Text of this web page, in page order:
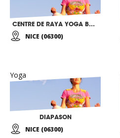
CENTRE DE RAYA YOGA BKWSU
NICE (06300)
Yoga
DIAPASON
NICE (06300)